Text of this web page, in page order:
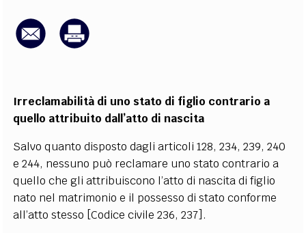
CODICI RUBRICHE
Irreclamabilità di uno stato di figlio contrario a
quello attribuito dall’atto di nascita
Salvo quanto disposto dagli articoli 128, 234, 239, 240
e 244, nessuno può reclamare uno stato contrario a
quello che gli attribuiscono l’atto di nascita di figlio
nato nel matrimonio e il possesso di stato conforme
all’atto stesso [Codice civile 236, 237].